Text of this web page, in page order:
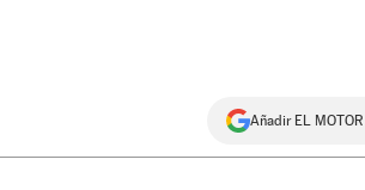
Añadir EL